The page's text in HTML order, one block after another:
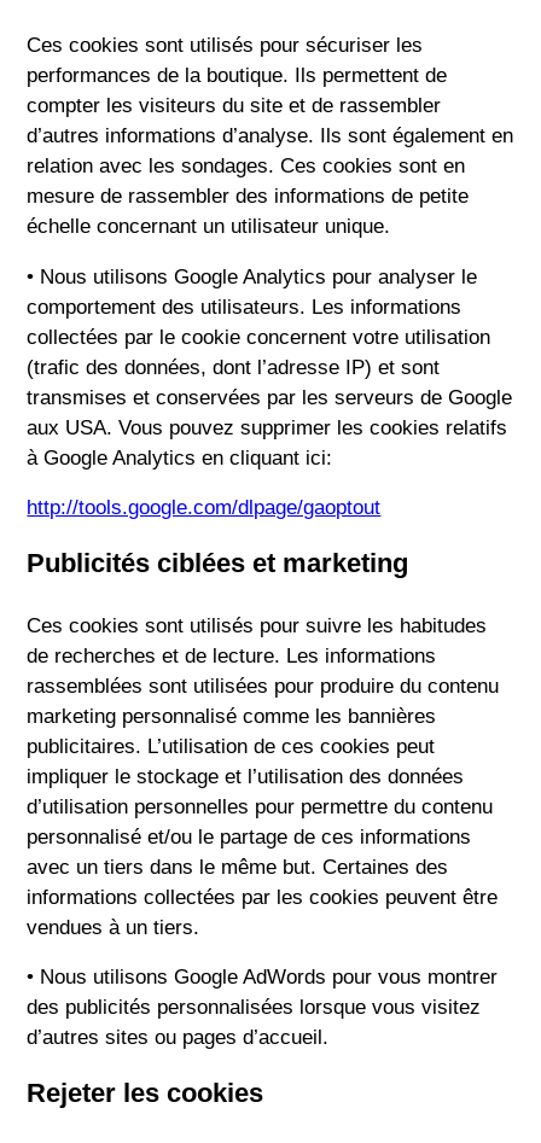
Ces cookies sont utilisés pour sécuriser les
performances de la boutique. Ils permettent de
compter les visiteurs du site et de rassembler
d’autres informations d’analyse. Ils sont également en
relation avec les sondages. Ces cookies sont en
mesure de rassembler des informations de petite
échelle concernant un utilisateur unique.
• Nous utilisons Google Analytics pour analyser le
comportement des utilisateurs. Les informations
collectées par le cookie concernent votre utilisation
(trafic des données, dont l’adresse IP) et sont
transmises et conservées par les serveurs de Google
aux USA. Vous pouvez supprimer les cookies relatifs
à Google Analytics en cliquant ici:
http://tools.google.com/dlpage/gaoptout
Publicités ciblées et marketing
Ces cookies sont utilisés pour suivre les habitudes
de recherches et de lecture. Les informations
rassemblées sont utilisées pour produire du contenu
marketing personnalisé comme les bannières
publicitaires. L’utilisation de ces cookies peut
impliquer le stockage et l’utilisation des données
d’utilisation personnelles pour permettre du contenu
personnalisé et/ou le partage de ces informations
avec un tiers dans le même but. Certaines des
informations collectées par les cookies peuvent être
vendues à un tiers.
• Nous utilisons Google AdWords pour vous montrer
des publicités personnalisées lorsque vous visitez
d’autres sites ou pages d’accueil.
Rejeter les cookies